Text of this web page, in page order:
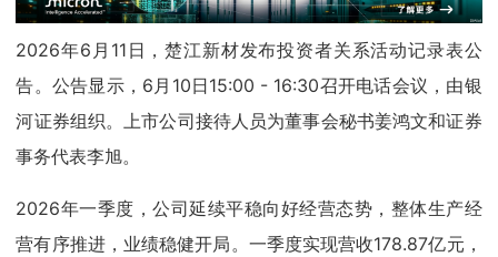
2026年6月11日，楚江新材发布投资者关系活动记录表公
告。公告显示，6月10日15:00 - 16:30召开电话会议，由银
河证券组织。上市公司接待人员为董事会秘书姜鸿文和证券
事务代表李旭。
2026年一季度，公司延续平稳向好经营态势，整体生产经
营有序推进，业绩稳健开局。一季度实现营收178.87亿元，